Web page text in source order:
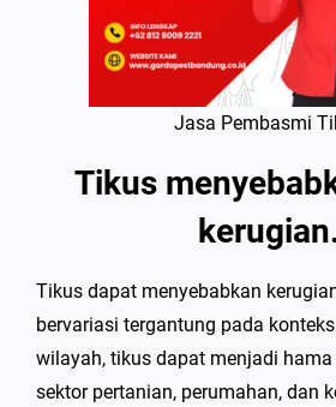
Jasa Pembasmi
Tikus
Tikus dapat menyebabkan
bervariasi tergantung pada
wilayah, tikus dapat menjadi
sektor pertanian, perumahan, dan